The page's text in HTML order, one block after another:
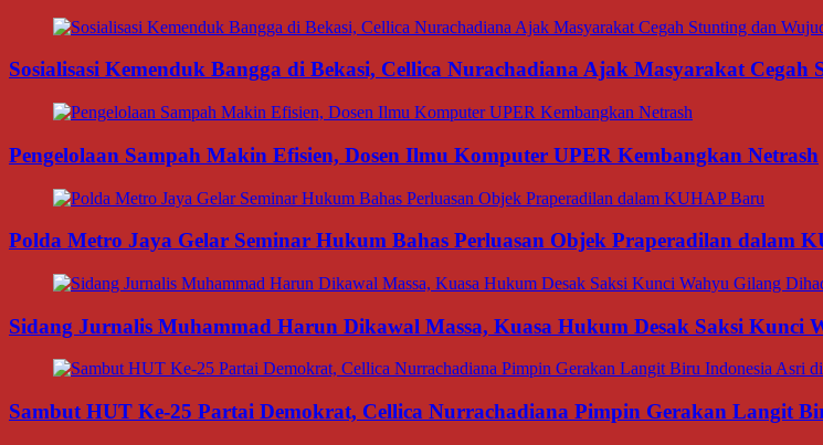
Sosialisasi Kemenduk Bangga di Bekasi, Cellica Nurachadiana Ajak Masyarakat
Pengelolaan Sampah Makin Efisien, Dosen Ilmu Komputer UPER Kembangkan Netrash
Polda Metro Jaya Gelar Seminar Hukum Bahas Perluasan Objek Praperadilan dalam
Sidang Jurnalis Muhammad Harun Dikawal Massa, Kuasa Hukum Desak Saksi Kunci
Sambut HUT Ke-25 Partai Demokrat, Cellica Nurrachadiana Pimpin Gerakan Langit